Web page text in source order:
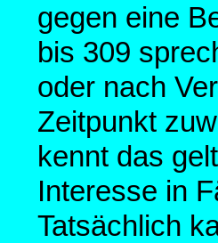
gegen eine
bis 309
oder nach
Zeitpunkt
kennt das
Interesse in
Tatsächlich